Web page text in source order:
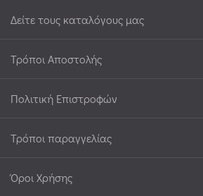
Δείτε τους καταλόγους μας
Τρόποι Αποστολής
Πολιτική Επιστροφών
Τρόποι παραγγελίας
Όροι Χρήσης